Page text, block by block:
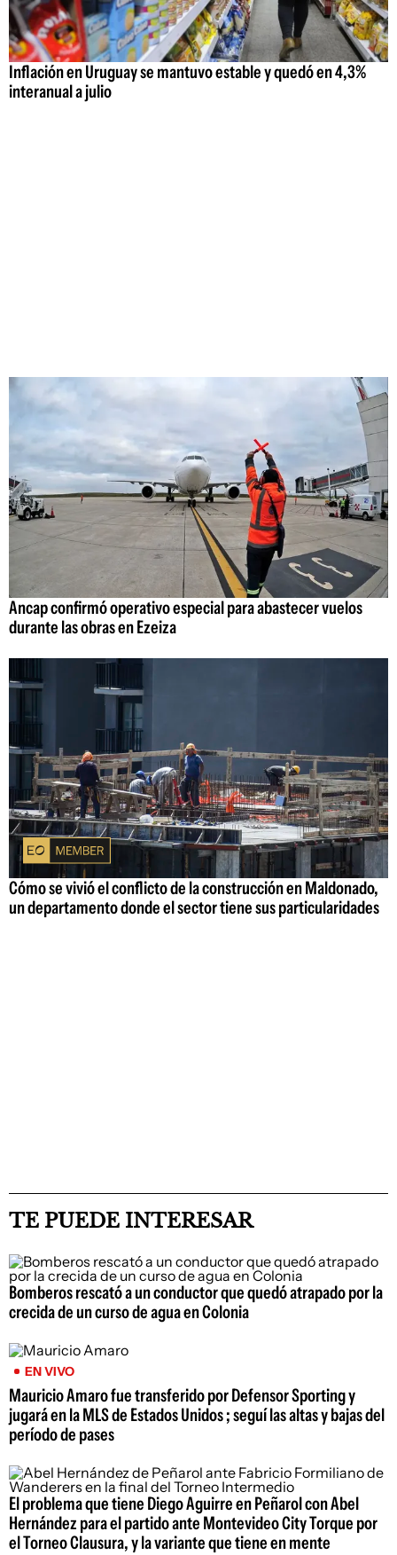
Inflación en Uruguay se mantuvo estable y quedó en 4,3%
interanual a julio
Ancap confirmó operativo especial para abastecer vuelos
durante las obras en Ezeiza
Cómo se vivió el conflicto de la construcción en Maldonado,
un departamento donde el sector tiene sus particularidades
TE PUEDE INTERESAR
Bomberos rescató a un conductor que quedó atrapado por la
crecida de un curso de agua en Colonia
EN VIVO
Mauricio Amaro fue transferido por Defensor Sporting y
jugará en la MLS de Estados Unidos ; seguí las altas y bajas del
período de pases
El problema que tiene Diego Aguirre en Peñarol con Abel
Hernández para el partido ante Montevideo City Torque por
el Torneo Clausura, y la variante que tiene en mente